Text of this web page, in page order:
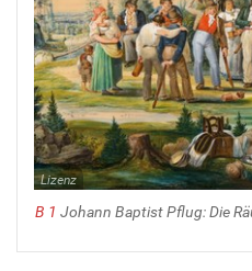
Lizenz
B 1 Johann Baptist Pflug: Die